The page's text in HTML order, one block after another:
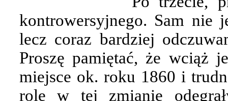
kontrowersyjnego. Sam nie
lecz coraz bardziej
Proszę pamiętać, że wciąż
miejsce ok. roku 1860 i
rolę w tej zmianie